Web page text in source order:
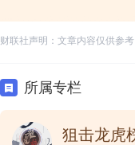
财联社声明：文章内容仅供参
所属专栏
狙击龙虎